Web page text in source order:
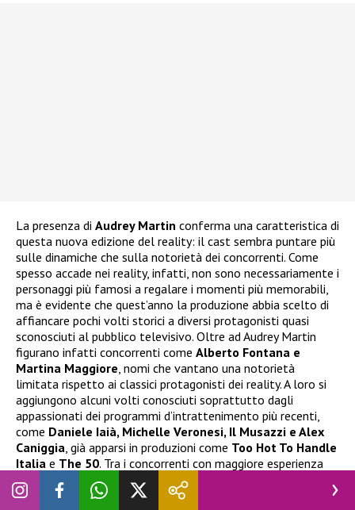
La presenza di Audrey Martin conferma una caratteristica di
questa nuova edizione del reality: il cast sembra puntare più
sulle dinamiche che sulla notorietà dei concorrenti. Come
spesso accade nei reality, infatti, non sono necessariamente i
personaggi più famosi a regalare i momenti più memorabili,
ma è evidente che quest’anno la produzione abbia scelto di
affiancare pochi volti storici a diversi protagonisti quasi
sconosciuti al pubblico televisivo. Oltre ad Audrey Martin
figurano infatti concorrenti come Alberto Fontana e
Martina Maggiore, nomi che vantano una notorietà
limitata rispetto ai classici protagonisti dei reality. A loro si
aggiungono alcuni volti conosciuti soprattutto dagli
appassionati dei programmi d’intrattenimento più recenti,
come Daniele Iaià, Michelle Veronesi, Il Musazzi e Alex
Caniggia, già apparsi in produzioni come Too Hot To Handle
Italia e The 50. Tra i concorrenti con maggiore esperienza
televisiva spicca invece Eva Grimaldi
dei nomi più importanti dell’intero cast. Per l’attrice si tratta